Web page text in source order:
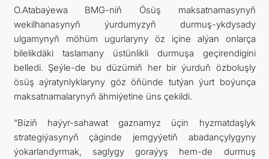
O.Atabaýewa BMG-niň Ösüş maksatnamasynyň
wekilhanasynyň ýurdumyzyň durmuş-ykdysady
ulgamynyň möhüm ugurlaryny öz içine alýan onlarça
bilelikdäki taslamany üstünlikli durmuşa geçirendigini
belledi. Şeýle-de bu düzümiň her bir ýurduň özboluşly
ösüş aýratynlyklaryny göz öňünde tutýan ýurt boýunça
maksatnamalarynyň ähmiýetine üns çekildi.
“Biziň haýyr-sahawat gaznamyz üçin hyzmatdaşlyk
strategiýasynyň çäginde jemgyýetiň abadançylygyny
ýokarlandyrmak, saglygy goraýyş hem-de durmuş